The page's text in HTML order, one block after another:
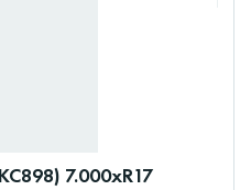
7.000xR17